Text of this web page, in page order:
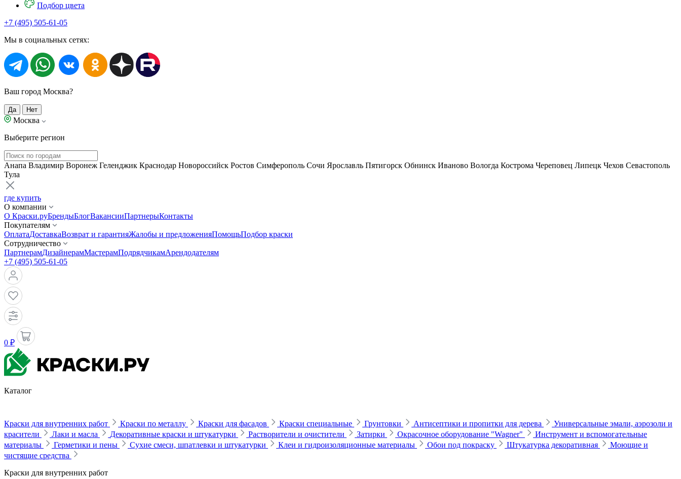
Подбор цвета
+7 (495) 505-61-05
Мы в социальных сетях:
Ваш город Москва?
Да Нет
Москва
Выберите регион
Анапа Владимир Воронеж Геленджик Краснодар Новороссийск Ростов Симферополь Сочи Ярославль Пятигорск Обнинск Иваново Вологда Кострома Череповец Липецк Чехов Севастополь
Тула
где купить
О компании
О Краски.руБрендыБлогВакансииПартнерыКонтакты
Покупателям
ОплатаДоставкаВозврат и гарантияЖалобы и предложенияПомощьПодбор краски
Сотрудничество
ПартнерамДизайнерамМастерамПодрядчикамАрендодателям
+7 (495) 505-61-05
0 ₽
Каталог
Краски для внутренних работ Краски по металлу Краски для фасадов Краски специальные Грунтовки Антисептики и пропитки для дерева
Универсальные эмали, аэрозоли и
красители
Лаки и масла Декоративные краски и штукатурки Растворители и очистители Затирки Окрасочное оборудование "Wagner"
Инструмент и вспомогательные
материалы
Герметики и пены Сухие смеси, шпатлевки и штукатурки Клеи и гидроизоляционные материалы Обои под покраску Штукатурка декоративная
Моющие и
чистящие средства
Краски для внутренних работ